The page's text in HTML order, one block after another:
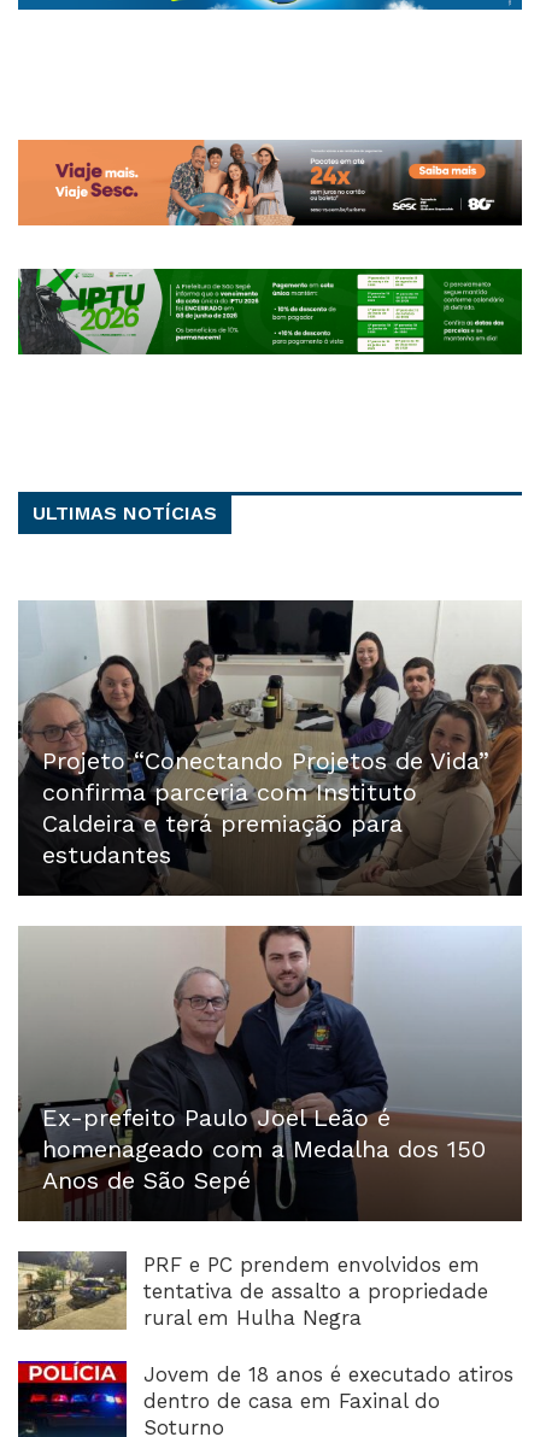
ULTIMAS NOTÍCIAS
Projeto “Conectando Projetos de Vida”
confirma parceria com Instituto
Caldeira e terá premiação para
estudantes
Ex-prefeito Paulo Joel Leão é
homenageado com a Medalha dos 150
Anos de São Sepé
PRF e PC prendem envolvidos em
tentativa de assalto a propriedade
rural em Hulha Negra
Jovem de 18 anos é executado atiros
dentro de casa em Faxinal do
Soturno